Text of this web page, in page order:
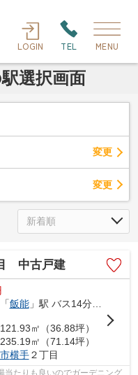
LOGIN TEL MENU
選択画面
変更
変更
中古戸建
「飯能」駅 バス14分 「横手2丁目」 停歩5分
㎡（36.88坪）
㎡（71.14坪）
横手２丁目
当たりも良いのでガーデニング